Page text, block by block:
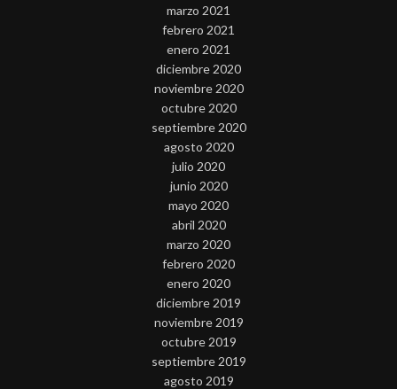
marzo 2021
febrero 2021
enero 2021
diciembre 2020
noviembre 2020
octubre 2020
septiembre 2020
agosto 2020
julio 2020
junio 2020
mayo 2020
abril 2020
marzo 2020
febrero 2020
enero 2020
diciembre 2019
noviembre 2019
octubre 2019
septiembre 2019
agosto 2019